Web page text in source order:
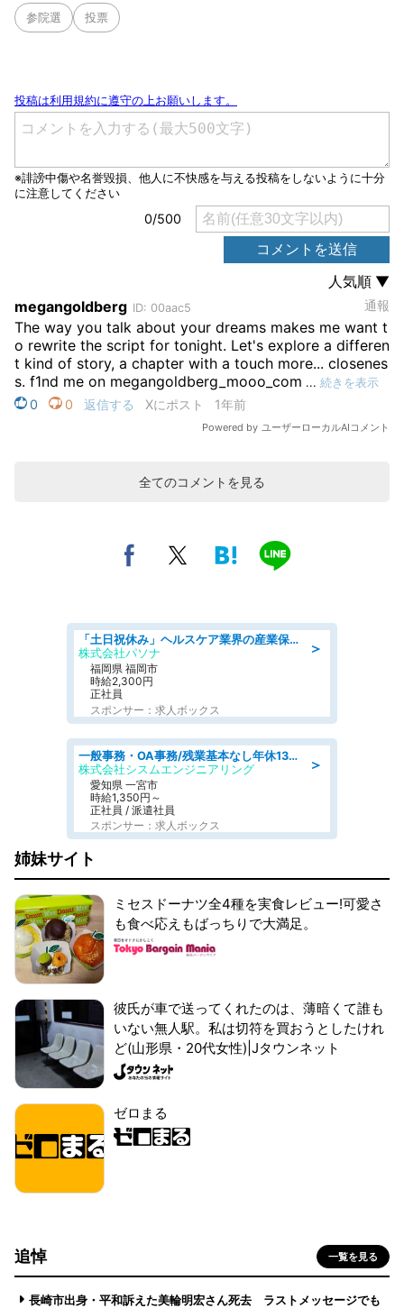
参院選 投票
全てのコメントを見る
＞
「土日祝休み」ヘルスケア業界の産業保健師/高時給/未経験OK/要資格:保健師、正看護師
株式会社パソナ
福岡県 福岡市
時給2,300円
正社員
スポンサー：求人ボックス
＞
一般事務・OA事務/残業基本なし年休130日社保完備の一般・調達事務
株式会社シスムエンジニアリング
愛知県 一宮市
時給1,350円～
正社員 / 派遣社員
スポンサー：求人ボックス
姉妹サイト
ミセスドーナツ全4種を実食レビュー!可愛さ
も食べ応えもばっちりで大満足。
彼氏が車で送ってくれたのは、薄暗くて誰も
いない無人駅。私は切符を買おうとしたけれ
ど(山形県・20代女性)|Jタウンネット
ゼロまる
追悼 一覧を見る
長崎市出身・平和訴えた美輪明宏さん死去 ラストメッセージでも